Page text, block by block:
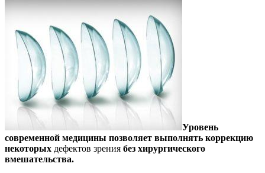
Уровень
современной медицины позволяет выполнять коррекцию
некоторых дефектов зрения без хирургического
вмешательства.